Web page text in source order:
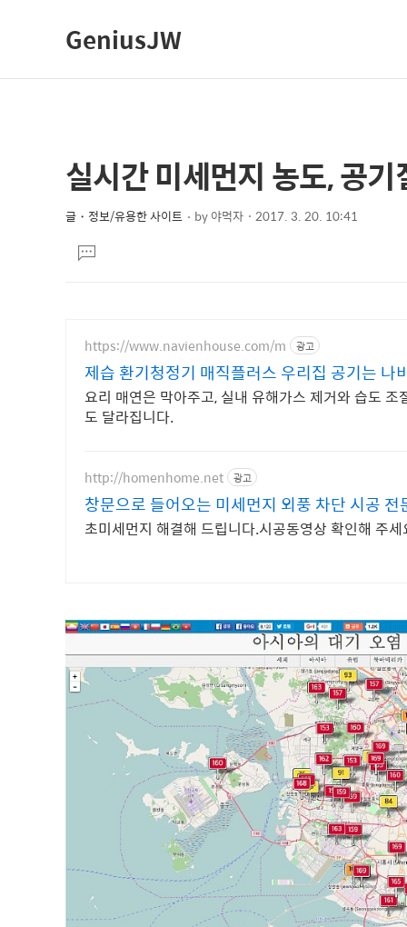
GeniusJW
상
세
컨
텐
본
문
제
실시간 미세먼지 농도, 공
글・정보/유용한 사이트 by야먹자 2017. 3. 20. 10:41
문댓
글
https://www.navienhouse.com/m 광고
제습 환기청정기 매직플러스 우리집 공기는 나
요리 매연은 막아주고, 실내 유해가스 제거와 습도
도 달라집니다.
http://homenhome.net 광고
창문으로 들어오는 미세먼지 외풍 차단 시공 전
초미세먼지 해결해 드립니다.시공동영상 확인해 주